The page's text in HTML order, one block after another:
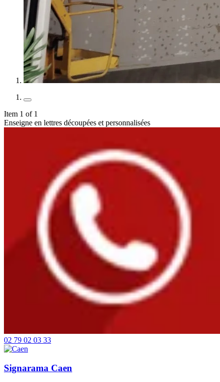
Item 1 of 1
Enseigne en lettres découpées et personnalisées
02 79 02 03 33
Signarama Caen